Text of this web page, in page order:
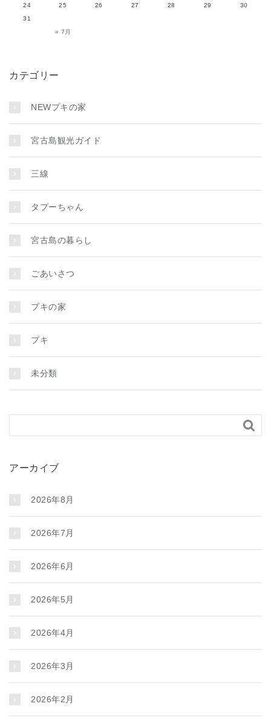
« 7月
24 25 26 27 28 29
30
31
カテゴリー
NEWプキの家
宮古島観光ガイド
三線
タプーちゃん
宮古島の暮らし
ごあいさつ
プキの家
プキ
未分類

アーカイブ
2026年8月
2026年7月
2026年6月
2026年5月
2026年4月
2026年3月
2026年2月